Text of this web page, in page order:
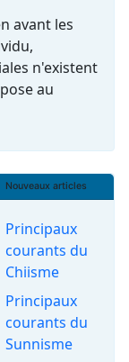
avant les
n'existent
au
Nouveaux articles
Principaux
courants du
Chiisme
Principaux
courants du
Sunnisme